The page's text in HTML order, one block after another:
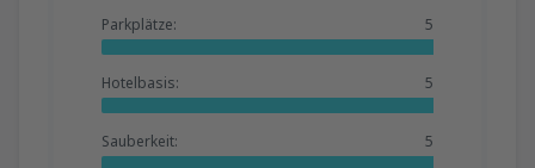
Parkplätze: 5
Hotelbasis: 5
Sauberkeit: 5